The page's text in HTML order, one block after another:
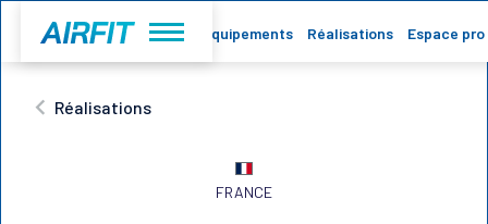
Accueil Equipements Réalisations Espace pro
Réalisations
FRANCE